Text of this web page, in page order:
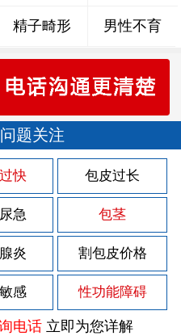
精子畸形 男性不育
题关注
快 包皮过长
急 包茎
炎 割包皮价格
感 性功能障碍
电话立即为您详解